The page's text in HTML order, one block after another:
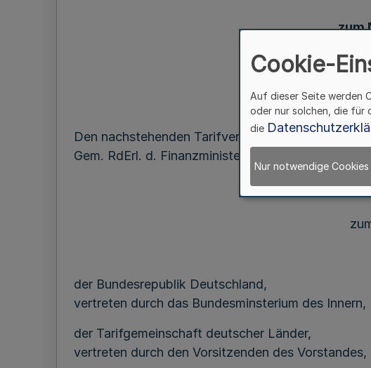
zum
Gem.
u. d.
Den nachstehenden Tarifvertrag, durch den der
Gem. RdErl. d. Finanzministeriums u. d.
der Bundesrepublik Deutschland,
vertreten durch das Bundesminsterium des Innern,
der Tarifgemeinschaft deutscher Länder,
vertreten durch den Vorsitzenden des Vorstandes,
Cookie-
Auf dieser Seite werden
oder nur solchen, die für
die
Nur notwendige